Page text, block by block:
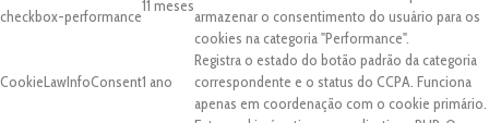
checkbox-performance
11 meses
armazenar o consentimento do usuário para os
cookies na categoria "Performance".
CookieLawInfoConsent1 ano
Registra o estado do botão padrão da categoria
correspondente e o status do CCPA. Funciona
apenas em coordenação com o cookie primário.